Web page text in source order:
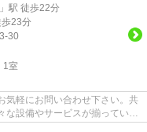
」駅 徒歩22分
歩23分
30
1室
気軽にお問い合わせ下さい。共
な設備やサービスが揃っている